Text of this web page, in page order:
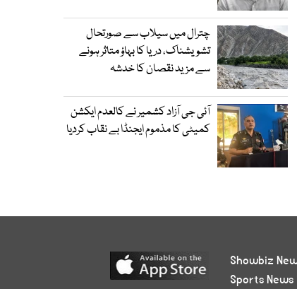
چترال میں سیلاب سے صورتحال
تشویشناک، دریا کا بہاؤ متاثر ہونے
سے مزید نقصان کا خدشہ
آئی جی آزاد کشمیر نے کالعدم ایکشن
کمیٹی کا مذموم ایجنڈا بے نقاب کردیا
Showbiz
Sports News